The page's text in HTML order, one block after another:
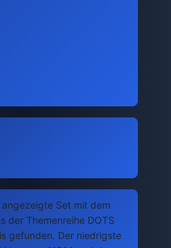
Set mit dem
der Themenreihe DOTS
gefunden. Der niedrigste